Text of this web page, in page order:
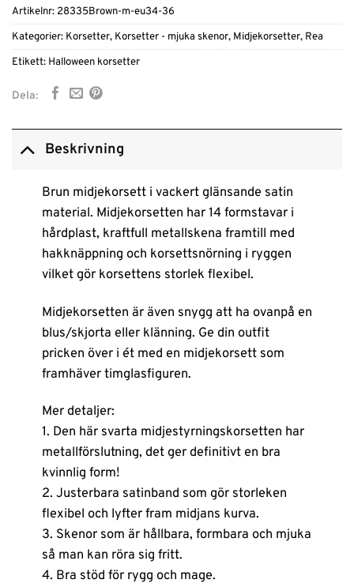
Artikelnr: 28335Brown-m-eu34-36
Kategorier: Korsetter, Korsetter - mjuka skenor, Midjekorsetter, Rea
Etikett: Halloween korsetter
Dela:
Beskrivning
Brun midjekorsett i vackert glänsande satin
material. Midjekorsetten har 14 formstavar i
hårdplast, kraftfull metallskena framtill med
hakknäppning och korsettsnörning i ryggen
vilket gör korsettens storlek flexibel.
Midjekorsetten är även snygg att ha ovanpå en
blus/skjorta eller klänning. Ge din outfit
pricken över i ét med en midjekorsett som
framhäver timglasfiguren.
Mer detaljer:
1. Den här svarta midjestyrningskorsetten har
metallförslutning, det ger definitivt en bra
kvinnlig form!
2. Justerbara satinband som gör storleken
flexibel och lyfter fram midjans kurva.
3. Skenor som är hållbara, formbara och mjuka
så man kan röra sig fritt.
4. Bra stöd för rygg och mage.